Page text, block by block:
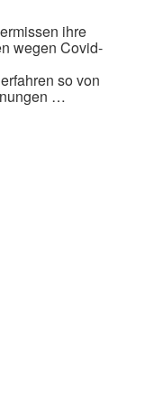
ihre
wegen Covid-
so von
…